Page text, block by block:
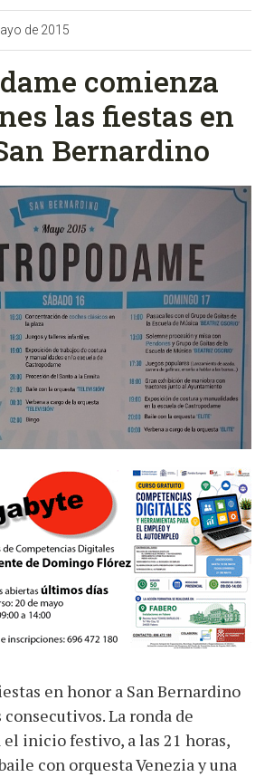
de 2015
comienza
las fiestas en
Bernardino
en honor a San Bernardino
La ronda de
el inicio festivo, a las 21 horas,
con orquesta Venezia y una